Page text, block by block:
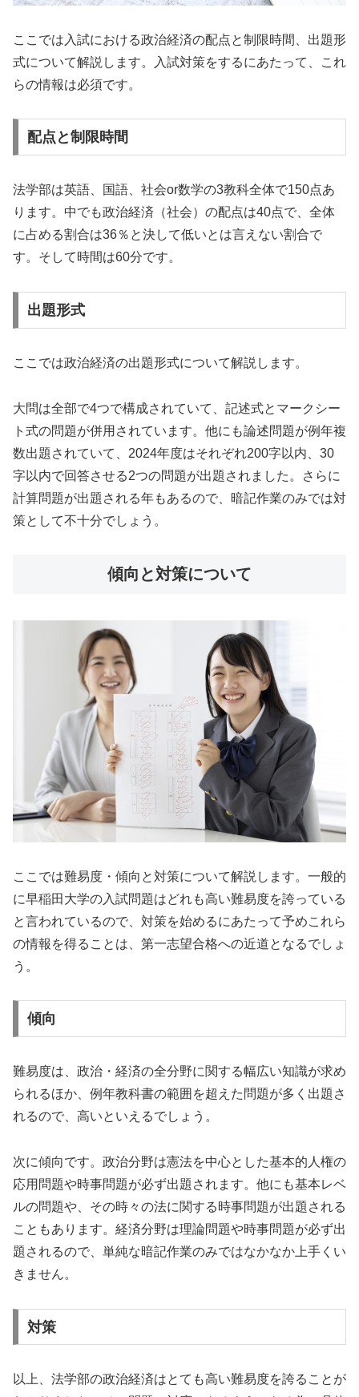
ここでは入試における政治経済の配点と制限時間、出題形
式について解説します。入試対策をするにあたって、これ
らの情報は必須です。
配点と制限時間
法学部は英語、国語、社会or数学の3教科全体で150点あ
ります。中でも政治経済（社会）の配点は40点で、全体
に占める割合は36％と決して低いとは言えない割合で
す。そして時間は60分です。
出題形式
ここでは政治経済の出題形式について解説します。
大問は全部で4つで構成されていて、記述式とマークシー
ト式の問題が併用されています。他にも論述問題が例年複
数出題されていて、2024年度はそれぞれ200字以内、30
字以内で回答させる2つの問題が出題されました。さらに
計算問題が出題される年もあるので、暗記作業のみでは対
策として不十分でしょう。
傾向と対策について
ここでは難易度・傾向と対策について解説します。一般的
に早稲田大学の入試問題はどれも高い難易度を誇っている
と言われているので、対策を始めるにあたって予めこれら
の情報を得ることは、第一志望合格への近道となるでしょ
う。
傾向
難易度は、政治・経済の全分野に関する幅広い知識が求め
られるほか、例年教科書の範囲を超えた問題が多く出題さ
れるので、高いといえるでしょう。
次に傾向です。政治分野は憲法を中心とした基本的人権の
応用問題や時事問題が必ず出題されます。他にも基本レベ
ルの問題や、その時々の法に関する時事問題が出題される
こともあります。経済分野は理論問題や時事問題が必ず出
題されるので、単純な暗記作業のみではなかなか上手くい
きません。
対策
以上、法学部の政治経済はとても高い難易度を誇ることが